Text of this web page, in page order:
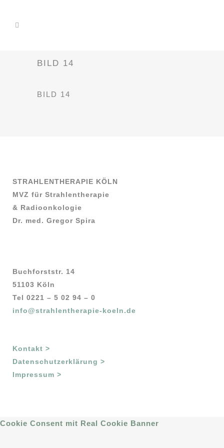
BILD 14
BILD 14
STRAHLENTHERAPIE KÖLN
MVZ für Strahlentherapie
& Radioonkologie
Dr. med. Gregor Spira
Buchforststr. 14
51103 Köln
Tel 0221 – 5 02 94 – 0
info@strahlentherapie-koeln.de
Kontakt >
Datenschutzerklärung >
Impressum >
Cookie Consent mit Real Cookie Banner